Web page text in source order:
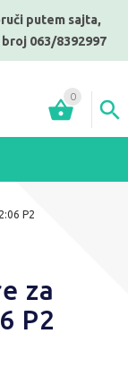
putem sajta,
063/8392997
0
P2
za
P2